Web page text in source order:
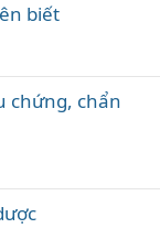
biết
chứng, chẩn